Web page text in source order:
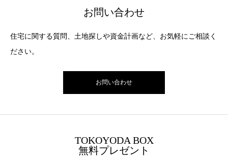
お問い合わせ
住宅に関する質問、土地探しや資金計画など、お気軽にご相談く
ださい。
お問い合わせ
TOKOYODA BOX
無料プレゼント